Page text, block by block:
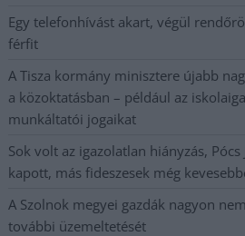
Egy telefonhívást akart, végül
férfit
A Tisza kormány minisztere újabb
a közoktatásban – például az
munkáltatói jogaikat
Sok volt az igazolatlan hiányzás,
kapott, más fideszesek még
A Szolnok megyei gazdák nagyon
további üzemeltetését